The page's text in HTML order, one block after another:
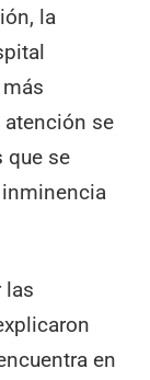
la
atención se
que se
las
en